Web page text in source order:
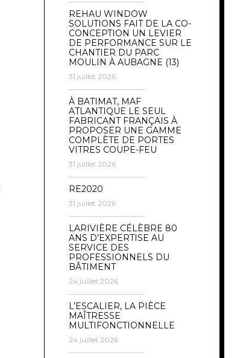
REHAU WINDOW
SOLUTIONS FAIT DE LA CO-
CONCEPTION UN LEVIER
DE PERFORMANCE SUR LE
CHANTIER DU PARC
MOULIN À AUBAGNE (13)
31 juillet 2026
À BATIMAT, MAF
ATLANTIQUE LE SEUL
FABRICANT FRANÇAIS À
PROPOSER UNE GAMME
COMPLÈTE DE PORTES
VITRES COUPE-FEU
31 juillet 2026
RE2020
31 juillet 2026
LARIVIÈRE CÉLÈBRE 80
ANS D’EXPERTISE AU
SERVICE DES
PROFESSIONNELS DU
BÂTIMENT
24 juillet 2026
L’ESCALIER, LA PIÈCE
MAÎTRESSE
MULTIFONCTIONNELLE
24 juillet 2026